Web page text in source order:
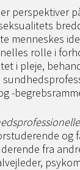
perspektiver
menneskes
rolle i
i pleje,
-
og
fra